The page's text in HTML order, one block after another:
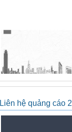
Liên hệ quảng cáo 2